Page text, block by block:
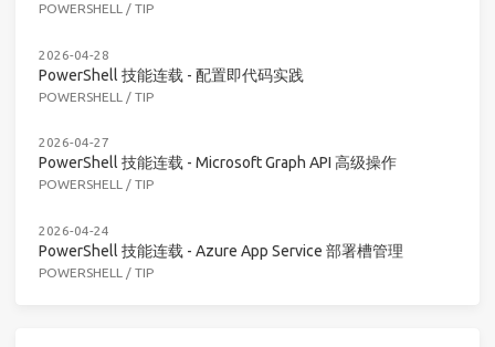
POWERSHELL / TIP
2026-04-28
PowerShell 技能连载 - 配置即代码实践
POWERSHELL / TIP
2026-04-27
PowerShell 技能连载 - Microsoft Graph API 高级操作
POWERSHELL / TIP
2026-04-24
PowerShell 技能连载 - Azure App Service 部署槽管理
POWERSHELL / TIP